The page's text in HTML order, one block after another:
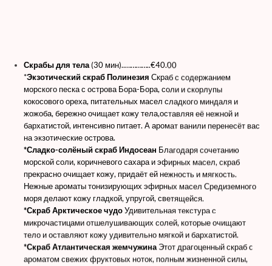
Скрабы для тела(30 мин)..…………..€40.00
*Экзотический скраб ПолинезияСкраб с содержанием
морского песка с острова Бора-Бора, соли и скорлупы
кокосового ореха, питательных масел сладкого миндаля и
жожоба, бережно очищает кожу тела,оставляя её нежной и
бархатистой, интенсивно питает. А аромат ванили перенесёт вас
на экзотические острова.
*Сладко-солёный скраб Индосеан Благодаря сочетанию
морской соли, коричневого сахара и эфирных масел, скраб
прекрасно очищает кожу, придаёт ей нежность и мягкость.
Нежные ароматы тонизирующих эфирных масел Средиземного
моря делают кожу гладкой, упругой, светящейся.
*Скраб Арктическое чудоУдивительная текстура с
микрочастицами отшелушивающих солей, которые очищают
тело и оставляют кожу удивительно мягкой и бархатистой.
*Скраб Атлантическая жемчужинаЭтот драгоценный скраб c
ароматом свежих фруктовых ноток, полным жизненной силы,